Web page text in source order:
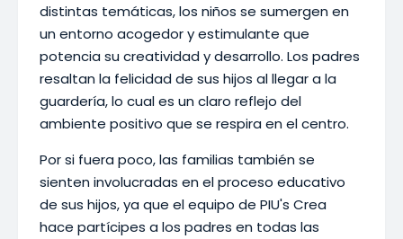
distintas temáticas, los niños se sumergen en
un entorno acogedor y estimulante que
potencia su creatividad y desarrollo. Los padres
resaltan la felicidad de sus hijos al llegar a la
guardería, lo cual es un claro reflejo del
ambiente positivo que se respira en el centro.
Por si fuera poco, las familias también se
sienten involucradas en el proceso educativo
de sus hijos, ya que el equipo de PIU's Crea
hace partícipes a los padres en todas las